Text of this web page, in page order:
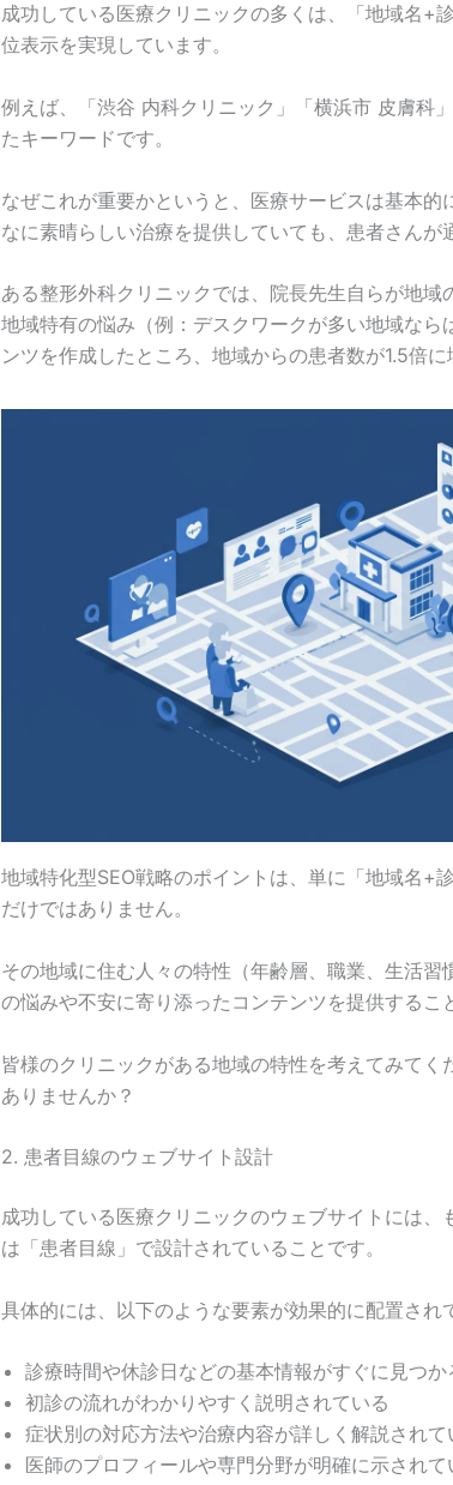
成功している医療クリニックの多くは、「地域名+
位表示を実現しています。
例えば、「渋谷 内科クリニック」「横浜市 皮膚科
たキーワードです。
なぜこれが重要かというと、医療サービスは基本
なに素晴らしい治療を提供していても、患者さんが
ある整形外科クリニックでは、院長先生自らが地
地域特有の悩み（例：デスクワークが多い地域な
ンツを作成したところ、地域からの患者数が1.5倍に
地域特化型SEO戦略のポイントは、単に「地域名+
だけではありません。
その地域に住む人々の特性（年齢層、職業、生活
の悩みや不安に寄り添ったコンテンツを提供するこ
皆様のクリニックがある地域の特性を考えてみて
ありませんか？
2. 患者目線のウェブサイト設計
成功している医療クリニックのウェブサイトには
は「患者目線」で設計されていることです。
具体的には、以下のような要素が効果的に配置され
診療時間や休診日などの基本情報がすぐに見つか
初診の流れがわかりやすく説明されている
症状別の対応方法や治療内容が詳しく解説されて
医師のプロフィールや専門分野が明確に示されて